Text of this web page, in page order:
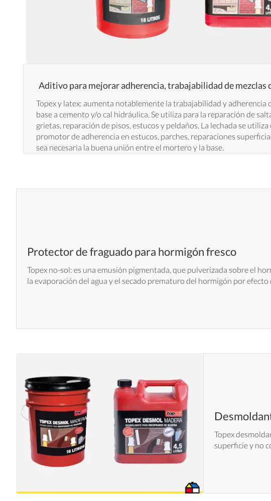
Aditivo para mejorar adherencia, trabajabilidad de mezclas
Topex y latex: aumenta notablemente la trabajabilidad y adherencia
base a cemento y/o cal hidráulica. Se utiliza para la reparación de
grietas, reparación de pisos, estucos y peldaños. La lechada se utiliza
promotor de adherencia en estucos, parches, reparaciones
sea necesaria la buena unión entre el mortero y la base.
Protector de fraguado para hormigón fresco
Topex no-sol: es una emusión pigmentada, que pulverizada sobre el
la evaporación del agua y el secado prematuro del hormigón por efecto
Topex
superficie y no